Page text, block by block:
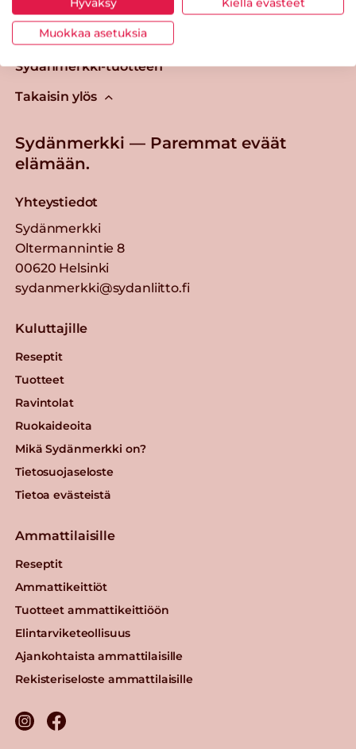
Tästä merkistä tunnistat
Sydänmerkki-tuotteen
Takaisin ylös
Sydänmerkki — Paremmat eväät
elämään.
Yhteystiedot
Sydänmerkki
Oltermannintie 8
00620 Helsinki
sydanmerkki@sydanliitto.fi
Kuluttajille
Reseptit
Tuotteet
Ravintolat
Ruokaideoita
Mikä Sydänmerkki on?
Tietosuojaseloste
Tietoa evästeistä
Ammattilaisille
Reseptit
Ammattikeittiöt
Tuotteet ammattikeittiöön
Elintarviketeollisuus
Ajankohtaista ammattilaisille
Rekisteriseloste ammattilaisille
Hyväksy Kiellä evästeet
Muokkaa asetuksia